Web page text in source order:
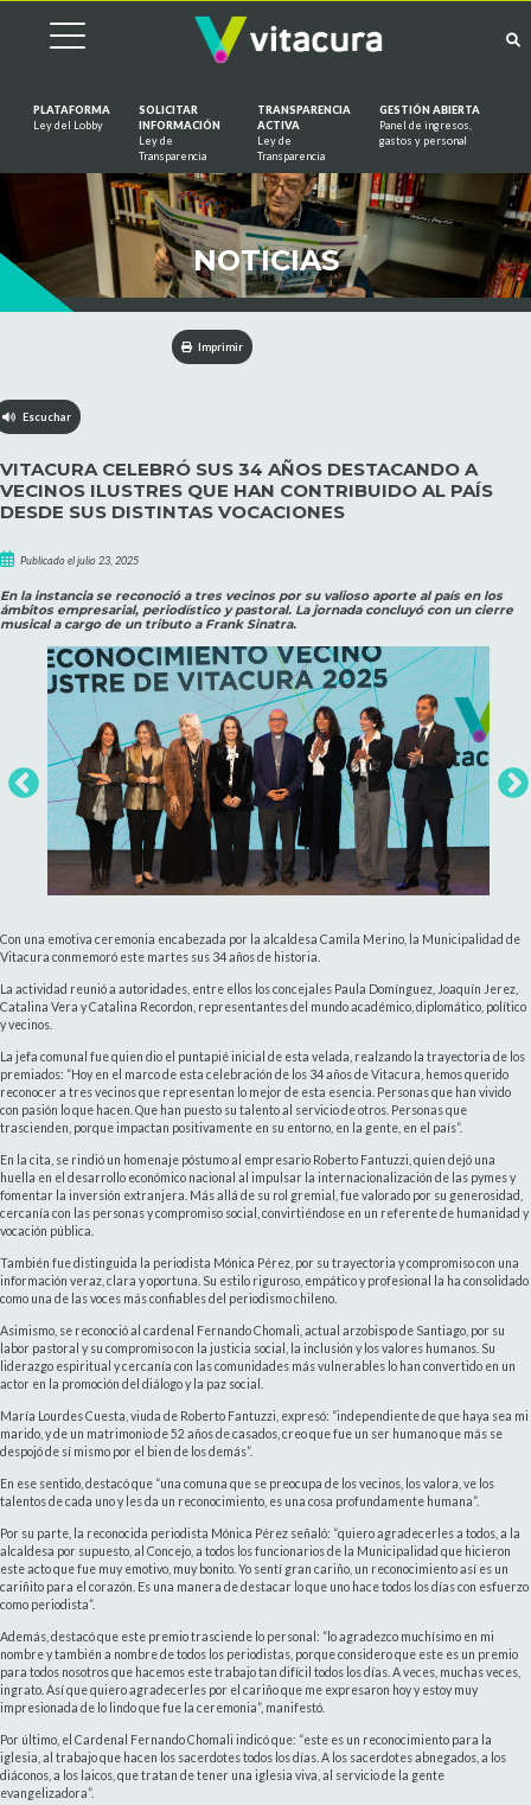
PLATAFORMA
Ley del Lobby
SOLICITAR
INFORMACIÓN
Ley de
Transparencia
TRANSPARENCIA
ACTIVA
Ley de
Transparencia
GESTIÓN ABIERTA
Panel de ingresos,
gastos y personal
NOTICIAS
Imprimir
Escuchar
VITACURA CELEBRÓ SUS 34 AÑOS DESTACANDO A
VECINOS ILUSTRES QUE HAN CONTRIBUIDO AL PAÍS
DESDE SUS DISTINTAS VOCACIONES
Publicado el julio 23, 2025
En la instancia se reconoció a tres vecinos por su valioso aporte al país en los
ámbitos empresarial, periodístico y pastoral. La jornada concluyó con un cierre
musical a cargo de un tributo a Frank Sinatra.
Con una emotiva ceremonia encabezada por la alcaldesa Camila Merino, la Municipalidad de
Vitacura conmemoró este martes sus 34 años de historia.
La actividad reunió a autoridades, entre ellos los concejales Paula Domínguez, Joaquín Jerez,
Catalina Vera y Catalina Recordon, representantes del mundo académico, diplomático, político
y vecinos.
La jefa comunal fue quien dio el puntapié inicial de esta velada, realzando la trayectoria de los
premiados: “Hoy en el marco de esta celebración de los 34 años de Vitacura, hemos querido
reconocer a tres vecinos que representan lo mejor de esta esencia. Personas que han vivido
con pasión lo que hacen. Que han puesto su talento al servicio de otros. Personas que
trascienden, porque impactan positivamente en su entorno, en la gente, en el país”.
En la cita, se rindió un homenaje póstumo al empresario Roberto Fantuzzi, quien dejó una
huella en el desarrollo económico nacional al impulsar la internacionalización de las pymes y
fomentar la inversión extranjera. Más allá de su rol gremial, fue valorado por su generosidad,
cercanía con las personas y compromiso social, convirtiéndose en un referente de humanidad y
vocación pública.
También fue distinguida la periodista Mónica Pérez, por su trayectoria y compromiso con una
información veraz, clara y oportuna. Su estilo riguroso, empático y profesional la ha consolidado
como una de las voces más confiables del periodismo chileno.
Asimismo, se reconoció al cardenal Fernando Chomali, actual arzobispo de Santiago, por su
labor pastoral y su compromiso con la justicia social, la inclusión y los valores humanos. Su
liderazgo espiritual y cercanía con las comunidades más vulnerables lo han convertido en un
actor en la promoción del diálogo y la paz social.
María Lourdes Cuesta, viuda de Roberto Fantuzzi, expresó: “independiente de que haya sea mi
marido, y de un matrimonio de 52 años de casados, creo que fue un ser humano que más se
despojó de sí mismo por el bien de los demás”.
En ese sentido, destacó que “una comuna que se preocupa de los vecinos, los valora, ve los
talentos de cada uno y les da un reconocimiento, es una cosa profundamente humana”.
Por su parte, la reconocida periodista Mónica Pérez señaló: “quiero agradecerles a todos, a la
alcaldesa por supuesto, al Concejo, a todos los funcionarios de la Municipalidad que hicieron
este acto que fue muy emotivo, muy bonito. Yo sentí gran cariño, un reconocimiento así es un
cariñito para el corazón. Es una manera de destacar lo que uno hace todos los días con esfuerzo
como periodista”.
Además, destacó que este premio trasciende lo personal: “lo agradezco muchísimo en mi
nombre y también a nombre de todos los periodistas, porque considero que este es un premio
para todos nosotros que hacemos este trabajo tan difícil todos los días. A veces, muchas veces,
ingrato. Así que quiero agradecerles por el cariño que me expresaron hoy y estoy muy
impresionada de lo lindo que fue la ceremonia”, manifestó.
Por último, el Cardenal Fernando Chomali indicó que: “este es un reconocimiento para la
iglesia, al trabajo que hacen los sacerdotes todos los días. A los sacerdotes abnegados, a los
diáconos, a los laicos, que tratan de tener una iglesia viva, al servicio de la gente
evangelizadora”.